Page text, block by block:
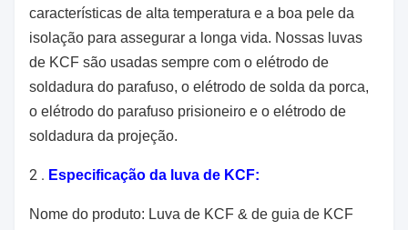
características de alta temperatura e a boa pele da
isolação para assegurar a longa vida. Nossas luvas
de KCF são usadas sempre com o elétrodo de
soldadura do parafuso, o elétrodo de solda da porca,
o elétrodo do parafuso prisioneiro e o elétrodo de
soldadura da projeção.
2 . Especificação da luva de KCF:
Nome do produto: Luva de KCF & de guia de KCF